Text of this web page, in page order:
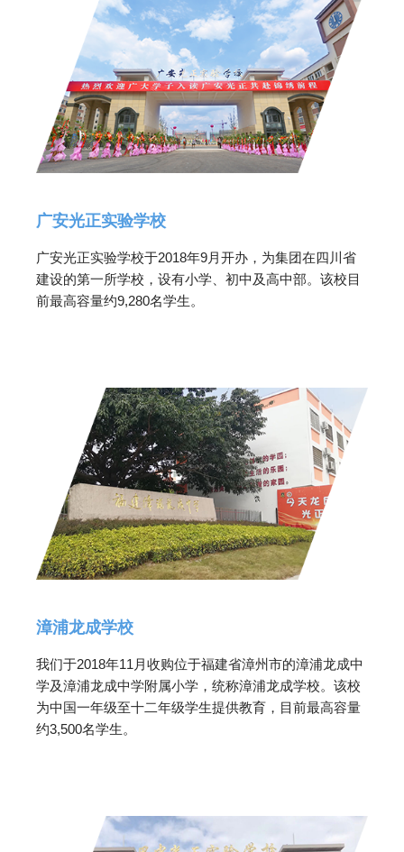
广安光正实验学校
广安光正实验学校于2018年9月开办，为集团在四川省
建设的第一所学校，设有小学、初中及高中部。该校目
前最高容量约9,280名学生。
漳浦龙成学校
我们于2018年11月收购位于福建省漳州市的漳浦龙成中
学及漳浦龙成中学附属小学，统称漳浦龙成学校。该校
为中国一年级至十二年级学生提供教育，目前最高容量
约3,500名学生。